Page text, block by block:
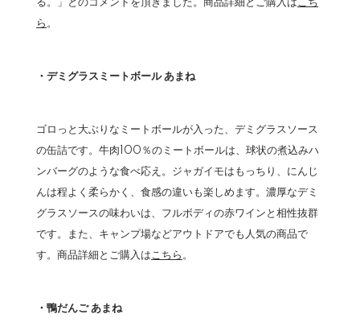
る。」とのコメントを頂きました。商品詳細とご購入はこち
ら 。
・デミグラスミートボール あまね
ゴロっと大ぶりなミートボールが入った、デミグラスソース
の缶詰です。牛肉100％のミートボールは、球状の煮込みハ
ンバーグのような食べ応え。ジャガイモはもっちり、にんじ
んは程よく柔らかく、食感の違いも楽しめます。濃厚なデミ
グラスソースの味わいは、フルボディの赤ワインと相性抜群
です。また、キャンプ場などアウトドアでも人気の商品で
す。商品詳細とご購入はこちら 。
・鴨だんご あまね